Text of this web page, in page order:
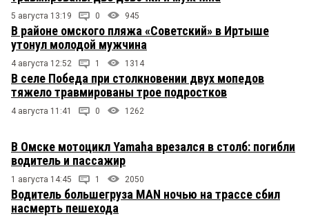
5 августа 13:19 0 945
В районе омского пляжа «Советский» в Иртыше
утонул молодой мужчина
4 августа 12:52 1 1314
В селе Победа при столкновении двух мопедов
тяжело травмированы трое подростков
4 августа 11:41 0 1262
В Омске мотоцикл Yamaha врезался в столб: погибли
водитель и пассажир
1 августа 14:45 1 2050
Водитель большегруза MAN ночью на трассе сбил
насмерть пешехода